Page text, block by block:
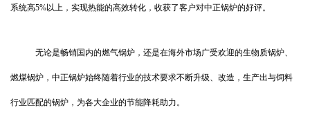
系统高5%以上，实现热能的高效转化，收获了客户对中正锅炉的好评。
无论是畅销国内的燃气锅炉，还是在海外市场广受欢迎的生物质锅炉、
燃煤锅炉，中正锅炉始终随着行业的技术要求不断升级、改造，生产出与饲料
行业匹配的锅炉，为各大企业的节能降耗助力。